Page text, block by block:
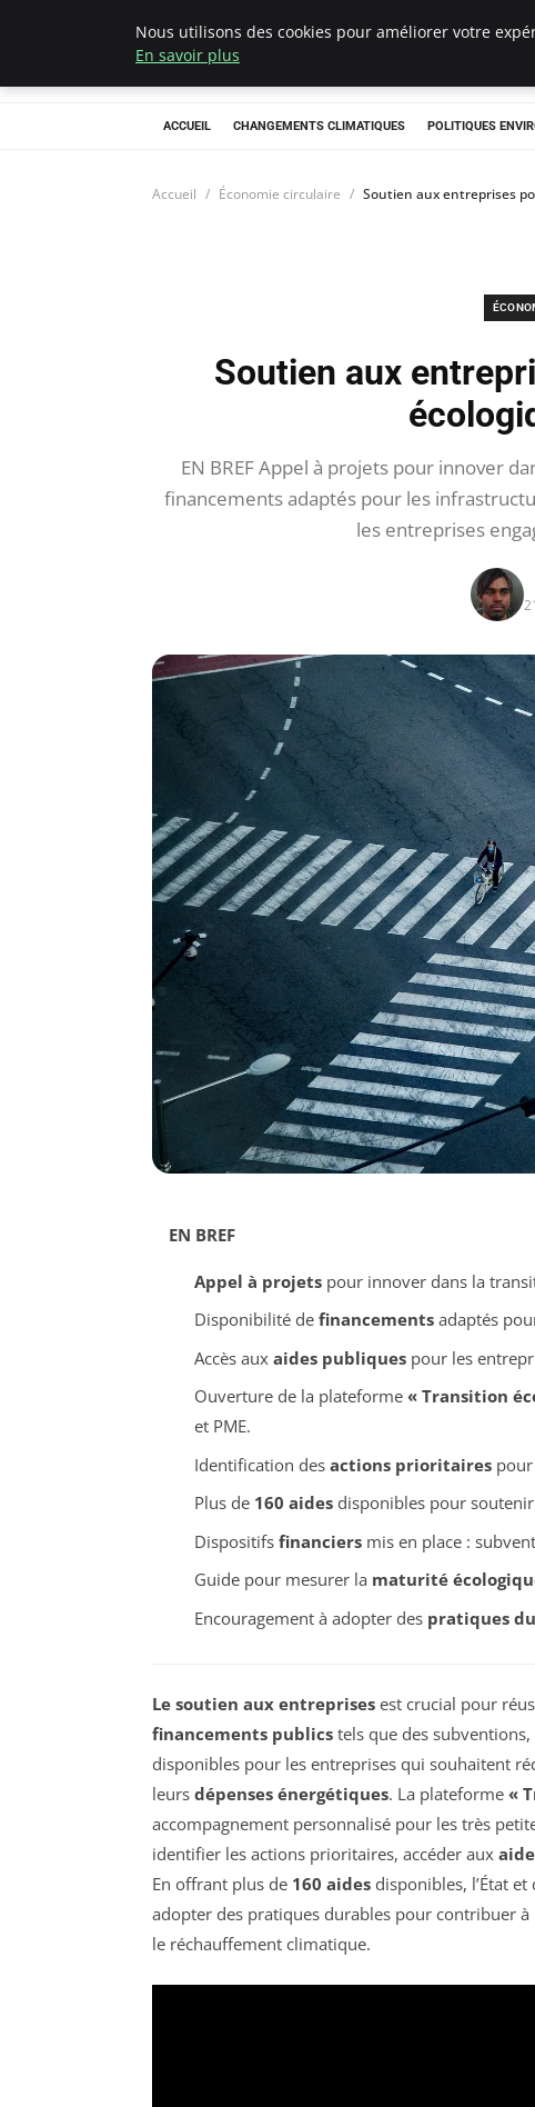
ACCUEIL CHANGEMENTS CLIMATIQUES POLITIQUES
Accueil Économie circulaire Soutien aux entreprises
Soutien aux
EN BREF Appel à projets pour innover
financements adaptés pour les
les entreprises
EN BREF
Appel à projetspour innover dans la
Disponibilité de financementsadaptés
Accès aux aides publiquespour les
Ouverture de la plateforme « Transition
et PME.
Identification des actions prioritairespour
Plus de 160 aidesdisponibles pour
Dispositifs financiersmis en place :
Guide pour mesurer la maturité
Encouragement à adopter des pratiques
Le soutien aux entreprises est crucial pour
financements publics tels que des
disponibles pour les entreprises qui souhaitent
leurs dépenses énergétiques. La plateforme «
accompagnement personnalisé pour les très
identifier les actions prioritaires, accéder aux
En offrant plus de 160 aides disponibles, l’État
adopter des pratiques durables pour contribuer à
le réchauffement climatique.
Nous utilisons des cookies pour améliorer votre
En savoir plus